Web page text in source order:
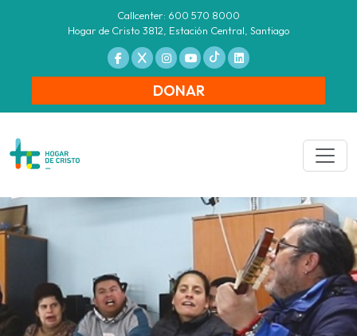
Callcenter: 600 570 8000
Hogar de Cristo 3812, Estación Central, Santiago
DONAR